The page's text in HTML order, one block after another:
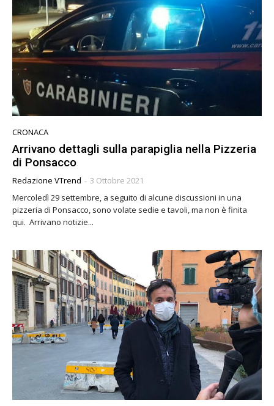
CRONACA
Arrivano dettagli sulla parapiglia nella Pizzeria
di Ponsacco
Redazione VTrend - 3 Ottobre 2021
Mercoledì 29 settembre, a seguito di alcune discussioni in una
pizzeria di Ponsacco, sono volate sedie e tavoli, ma non è finita
qui. Arrivano notizie...